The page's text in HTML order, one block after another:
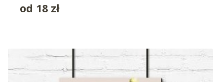
od 18 zł